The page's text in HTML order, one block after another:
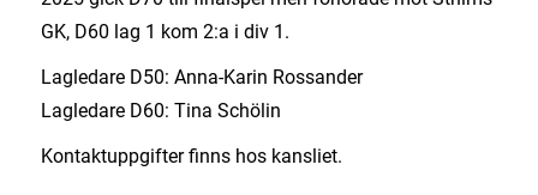
GK, D60 lag 1 kom 2:a i div 1.
Lagledare D50: Anna-Karin Rossander
Lagledare D60: Tina Schölin
Kontaktuppgifter finns hos kansliet.